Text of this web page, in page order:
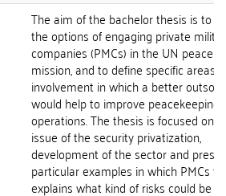
The aim of the bachelor thesis is to
the options of engaging private
companies (PMCs) in the UN
mission, and to define specific areas
involvement in which a better
would help to improve peacekeeping
operations. The thesis is focused on
issue of the security privatization,
development of the sector and
particular examples in which PMCs
explains what kind of risks could be